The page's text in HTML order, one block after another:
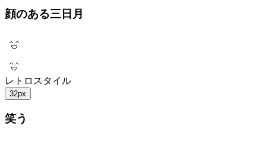
顔のある三日月
レトロスタイル
32px
笑う